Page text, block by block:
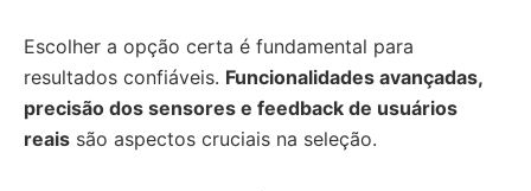
Escolher a opção certa é fundamental para
resultados confiáveis. Funcionalidades avançadas,
precisão dos sensores e feedback de usuários
reais são aspectos cruciais na seleção.